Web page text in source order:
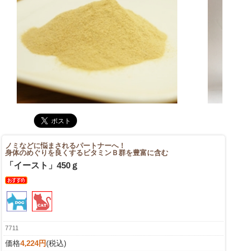
ノミなどに悩まされるパートナーへ！
身体のめぐりを良くするビタミンＢ群を豊富に含む
「イースト」450ｇ
7711
価格4,224円(税込)